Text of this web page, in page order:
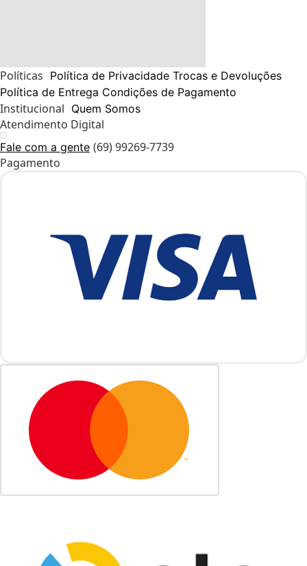
Políticas Política de Privacidade Trocas e Devoluções
Política de Entrega Condições de Pagamento
Institucional Quem Somos
Atendimento Digital
Fale com a gente (69) 99269-7739
Pagamento